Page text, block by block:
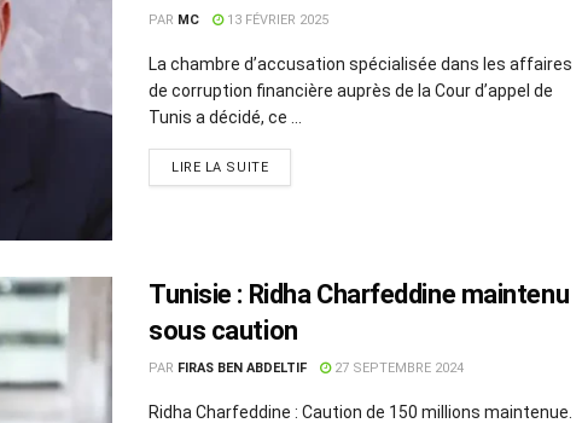
président d’une association sportive
PAR MC 13 FÉVRIER 2025
La chambre d’accusation spécialisée dans les affaires
de corruption financière auprès de la Cour d’appel de
Tunis a décidé, ce ...
LIRE LA SUITE
Tunisie : Ridha Charfeddine maintenu
sous caution
PAR FIRAS BEN ABDELTIF 27 SEPTEMBRE 2024
Ridha Charfeddine : Caution de 150 millions maintenue.